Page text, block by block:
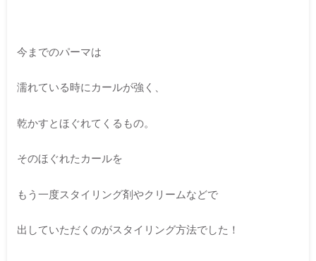
今までのパーマは
濡れている時にカールが強く、
乾かすとほぐれてくるもの。
そのほぐれたカールを
もう一度スタイリング剤やクリームなどで
出していただくのがスタイリング方法でした！